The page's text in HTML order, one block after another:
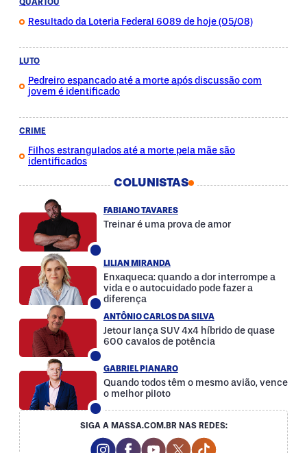
Resultado da Loteria Federal 6089 de hoje (05/08)
LUTO
Pedreiro espancado até a morte após discussão com
jovem é identificado
CRIME
Filhos estrangulados até a morte pela mãe são
identificados
COLUNISTAS
FABIANO TAVARES
Treinar é uma prova de amor
LILIAN MIRANDA
Enxaqueca: quando a dor interrompe a
vida e o autocuidado pode fazer a
diferença
ANTÔNIO CARLOS DA SILVA
Jetour lança SUV 4x4 híbrido de quase
600 cavalos de potência
GABRIEL PIANARO
Quando todos têm o mesmo avião, vence
o melhor piloto
SIGA A MASSA.COM.BR NAS REDES:
Instagram Social Media
Facebook Social Media
Youtube Social Media
Twitter Social Media
Tiktok Social